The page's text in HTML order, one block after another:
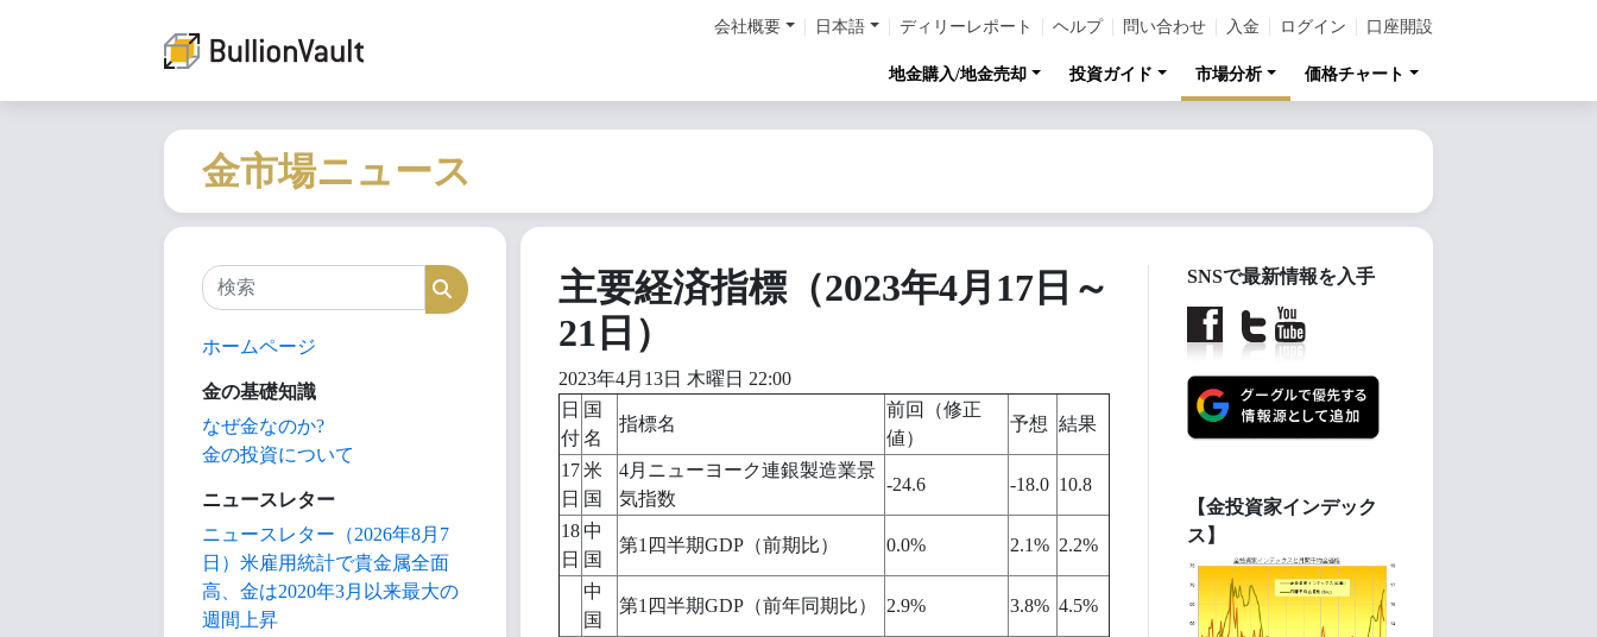
会社概要 日本語 ディリーレポート ヘルプ 問い合わせ 入金 ログイン 口座開設
地金購入/地金売却 投資ガイド 市場分析 価格チャート
金市場ニュース
検索 検索
ホームページ
金の基礎知識
なぜ金なのか?
金の投資について
ニュースレター
ニュースレター（2026年8月7
日）米雇用統計で貴金属全面
高、金は2020年3月以来最大の
週間上昇
主要経済指標（2023年4月17日～
21日）
2023年4月13日 木曜日 22:00
日
付
国
名
指標名
前回（修正
値）
予想 結果
17
日
米
国
4月ニューヨーク連銀製造業景
気指数
-24.6 -18.0 10.8
18
日
中
国
第1四半期GDP（前期比） 0.0% 2.1% 2.2%
中
国
第1四半期GDP（前年同期比） 2.9% 3.8% 4.5%
SNSで最新情報を入手
【金投資家インデック
ス】